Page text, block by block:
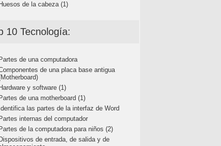
de la cabeza (1)
10 Tecnología:
de una computadora
de una placa base antigua
y software (1)
de una motherboard (1)
las partes de la interfaz de Word
internas del computador
de la computadora para niños (2)
de entrada, de salida y de